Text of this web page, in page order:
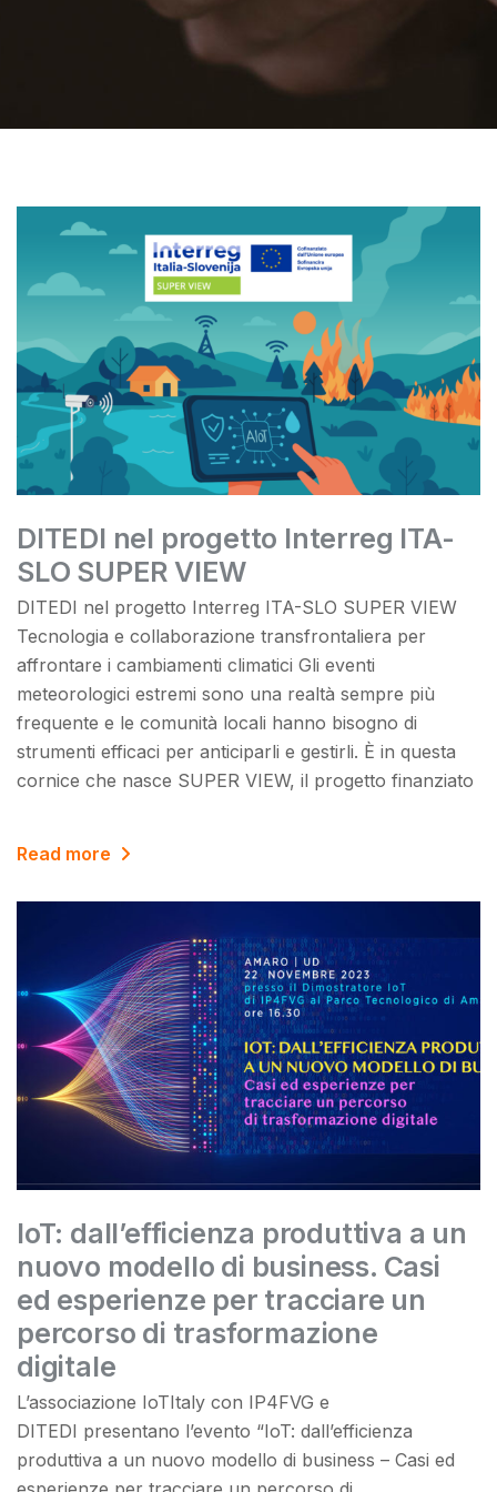
DITEDI nel progetto Interreg ITA-
SLO SUPER VIEW
DITEDI nel progetto Interreg ITA-SLO SUPER VIEW
Tecnologia e collaborazione transfrontaliera per
affrontare i cambiamenti climatici Gli eventi
meteorologici estremi sono una realtà sempre più
frequente e le comunità locali hanno bisogno di
strumenti efficaci per anticiparli e gestirli. È in questa
cornice che nasce SUPER VIEW, il progetto finanziato
Read more
IoT: dall’efficienza produttiva a un
nuovo modello di business. Casi
ed esperienze per tracciare un
percorso di trasformazione
digitale
L’associazione IoTItaly con IP4FVG e
DITEDI presentano l’evento “IoT: dall’efficienza
produttiva a un nuovo modello di business – Casi ed